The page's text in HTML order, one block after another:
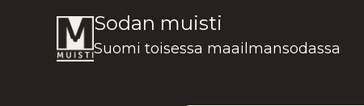
Sodan muisti
Suomi toisessa maailmansodassa